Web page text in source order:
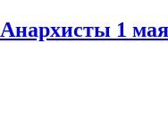
Анархисты 1 мая